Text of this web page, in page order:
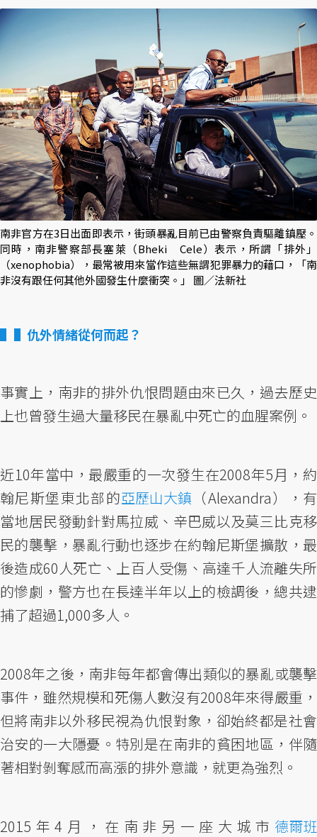
南非官方在3日出面即表示，街頭暴亂目前已由警察負責驅離鎮壓。
同時，南非警察部長塞萊（Bheki Cele）表示，所謂「排外」
（xenophobia），最常被用來當作這些無謂犯罪暴力的藉口，「南
非沒有跟任何其他外國發生什麼衝突。」 圖／法新社
▌仇外情緒從何而起？
事實上，南非的排外仇恨問題由來已久，過去歷史
上也曾發生過大量移民在暴亂中死亡的血腥案例。
近10年當中，最嚴重的一次發生在2008年5月，約
翰尼斯堡東北部的亞歷山大鎮 （Alexandra），有
當地居民發動針對馬拉威、辛巴威以及莫三比克移
民的襲擊，暴亂行動也逐步在約翰尼斯堡擴散，最
後造成60人死亡、上百人受傷、高達千人流離失所
的慘劇，警方也在長達半年以上的檢調後，總共逮
捕了超過1,000多人。
2008年之後，南非每年都會傳出類似的暴亂或襲擊
事件，雖然規模和死傷人數沒有2008年來得嚴重，
但將南非以外移民視為仇恨對象，卻始終都是社會
治安的一大隱憂。特別是在南非的貧困地區，伴隨
著相對剝奪感而高漲的排外意識，就更為強烈。
2015年4月，在南非另一座大城市 德爾班